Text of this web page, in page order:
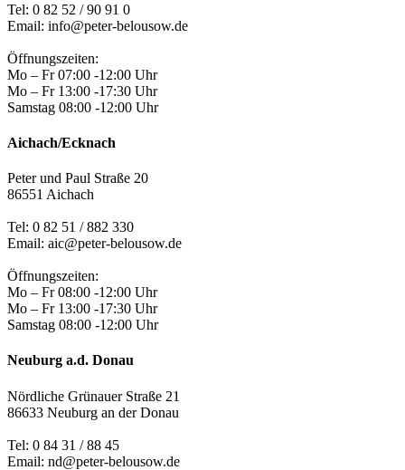
Tel: 0 82 52 / 90 91 0
Email: info@peter-belousow.de
Öffnungszeiten:
Mo – Fr 07:00 -12:00 Uhr
Mo – Fr 13:00 -17:30 Uhr
Samstag 08:00 -12:00 Uhr
Aichach/Ecknach
Peter und Paul Straße 20
86551 Aichach
Tel: 0 82 51 / 882 330
Email: aic@peter-belousow.de
Öffnungszeiten:
Mo – Fr 08:00 -12:00 Uhr
Mo – Fr 13:00 -17:30 Uhr
Samstag 08:00 -12:00 Uhr
Neuburg a.d. Donau
Nördliche Grünauer Straße 21
86633 Neuburg an der Donau
Tel: 0 84 31 / 88 45
Email: nd@peter-belousow.de